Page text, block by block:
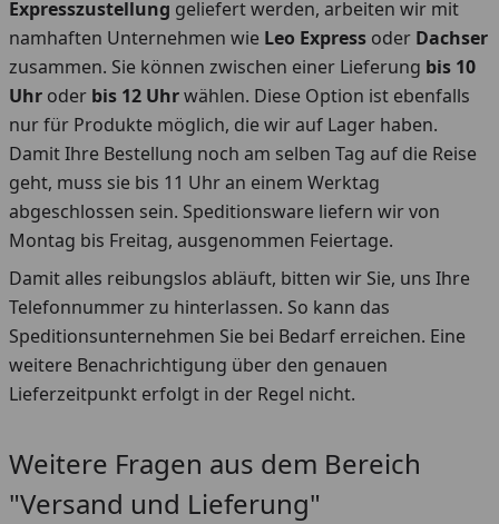
Expresszustellung geliefert werden, arbeiten wir mit
namhaften Unternehmen wie Leo Express oder Dachser
zusammen. Sie können zwischen einer Lieferung bis 10
Uhr oder bis 12 Uhrwählen. Diese Option ist ebenfalls
nur für Produkte möglich, die wir auf Lager haben.
Damit Ihre Bestellung noch am selben Tag auf die Reise
geht, muss sie bis 11 Uhr an einem Werktag
abgeschlossen sein. Speditionsware liefern wir von
Montag bis Freitag, ausgenommen Feiertage.
Damit alles reibungslos abläuft, bitten wir Sie, uns Ihre
Telefonnummer zu hinterlassen. So kann das
Speditionsunternehmen Sie bei Bedarf erreichen. Eine
weitere Benachrichtigung über den genauen
Lieferzeitpunkt erfolgt in der Regel nicht.
Weitere Fragen aus dem Bereich
"Versand und Lieferung"